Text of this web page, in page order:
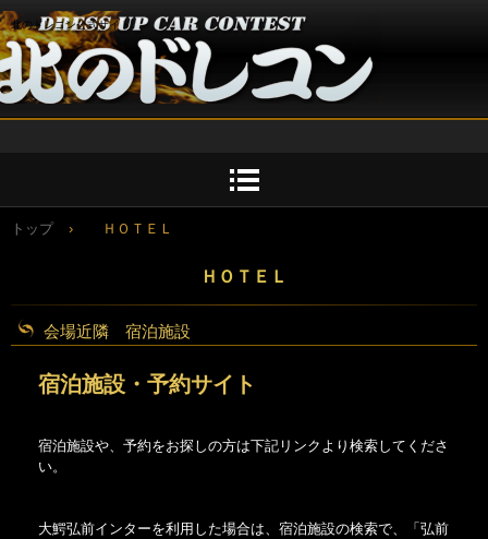
北のドレコン公式サイト
トップ › ＨＯＴＥＬ
ＨＯＴＥＬ
会場近隣 宿泊施設
宿泊施設・予約サイト
宿泊施設や、予約をお探しの方は下記リンクより検索してくださ
い。
大鰐弘前インターを利用した場合は、宿泊施設の検索で、「弘前